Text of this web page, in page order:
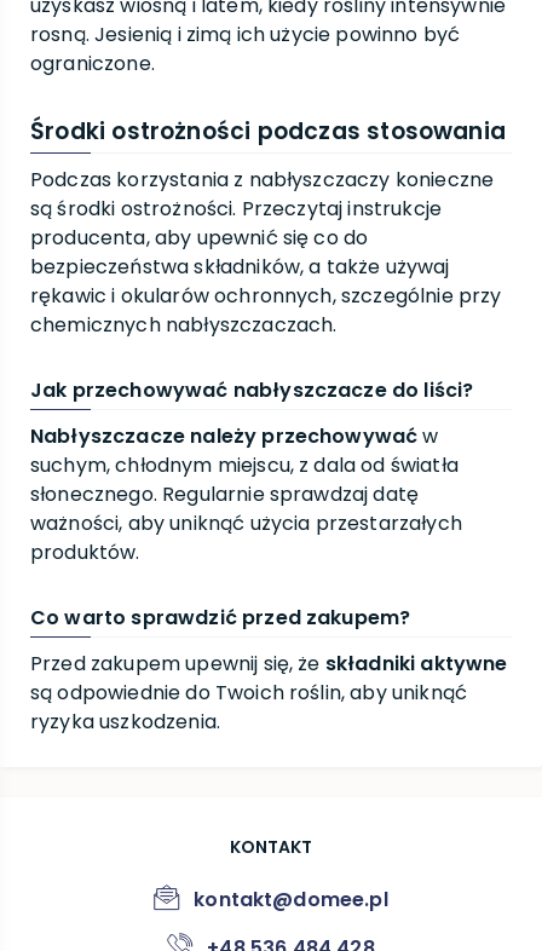
rosną. Jesienią i zimą ich użycie powinno być
ograniczone.
Środki ostrożności podczas stosowania
Podczas korzystania z nabłyszczaczy konieczne
są środki ostrożności. Przeczytaj instrukcje
producenta, aby upewnić się co do
bezpieczeństwa składników, a także używaj
rękawic i okularów ochronnych, szczególnie przy
chemicznych nabłyszczaczach.
Jak przechowywać nabłyszczacze do liści?
Nabłyszczacze należy przechowywaćw
suchym, chłodnym miejscu, z dala od światła
słonecznego. Regularnie sprawdzaj datę
ważności, aby uniknąć użycia przestarzałych
produktów.
Co warto sprawdzić przed zakupem?
Przed zakupem upewnij się, że składniki aktywne
są odpowiednie do Twoich roślin, aby uniknąć
ryzyka uszkodzenia.
KONTAKT
kontakt@domee.pl